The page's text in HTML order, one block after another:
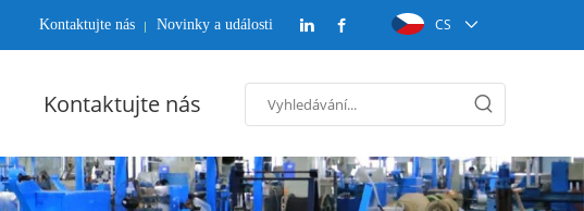
CS
Kontaktujte nás Novinky a události
Kontaktujte nás